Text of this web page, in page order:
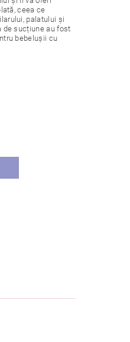
ceea ce
palatului și
de sucțiune au fost
bebelușii cu